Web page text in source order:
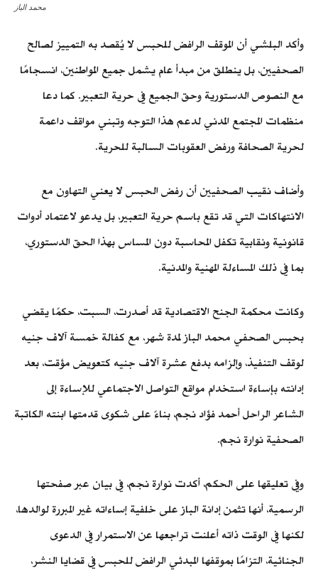
محمد الباز
وأكد البلشي أن الموقف الرافض للحبس لا يُقصد به التمييز لصالح
الصحفيين، بل ينطلق من مبدأ عام يشمل جميع المواطنين، انسجامًا
مع النصوص الدستورية وحق الجميع في حرية التعبير. كما دعا
منظمات المجتمع المدني لدعم هذا التوجه وتبني مواقف داعمة
لحرية الصحافة ورفض العقوبات السالبة للحرية.
وأضاف نقيب الصحفيين أن رفض الحبس لا يعني التهاون مع
الانتهاكات التي قد تقع باسم حرية التعبير، بل يدعو لاعتماد أدوات
قانونية ونقابية تكفل المحاسبة دون المساس بهذا الحق الدستوري،
بما في ذلك المساءلة المهنية والمدنية.
وكانت محكمة الجنح الاقتصادية قد أصدرت، السبت، حكمًا يقضي
بحبس الصحفي محمد الباز لمدة شهر، مع كفالة خمسة آلاف جنيه
لوقف التنفيذ، وإلزامه بدفع عشرة آلاف جنيه كتعويض مؤقت، بعد
إدانته بإساءة استخدام مواقع التواصل الاجتماعي للإساءة إلى
الشاعر الراحل أحمد فؤاد نجم، بناءً على شكوى قدمتها ابنته الكاتبة
الصحفية نوارة نجم.
وفي تعليقها على الحكم، أكدت نوارة نجم، في بيان عبر صفحتها
الرسمية، أنها تثمن إدانة الباز على خلفية إساءاته غير المبررة لوالدها،
لكنها في الوقت ذاته أعلنت تراجعها عن الاستمرار في الدعوى
الجنائية، التزامًا بموقفها المبدئي الرافض للحبس في قضايا النشر،